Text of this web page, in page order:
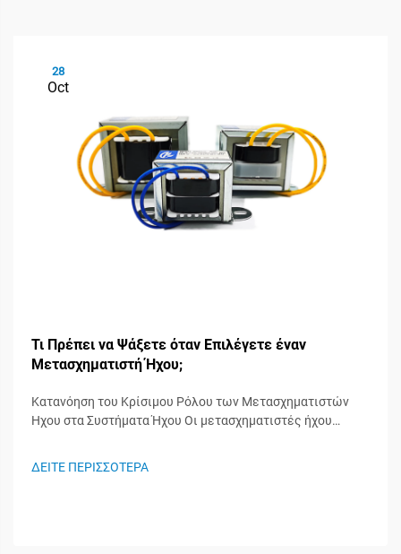
28
Oct
Τι Πρέπει να Ψάξετε όταν Επιλέγετε έναν
Μετασχηματιστή Ήχου;
Κατανόηση του Κρίσιμου Ρόλου των Μετασχηματιστών
Ήχου στα Συστήματα Ήχου Οι μετασχηματιστές ήχου
ακεραιότητας του σήματος και στη διασφάλιση της
ΔΕΙΤΕ ΠΕΡΙΣΣΟΤΕΡΑ